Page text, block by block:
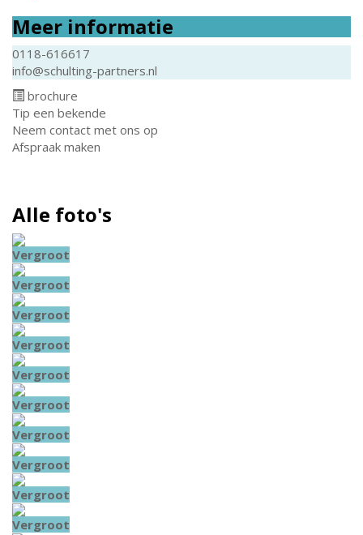
Meer informatie
0118-616617
info@schulting-partners.nl
brochure
Tip een bekende
Neem contact met ons op
Afspraak maken
Alle foto's
Vergroot
Vergroot
Vergroot
Vergroot
Vergroot
Vergroot
Vergroot
Vergroot
Vergroot
Vergroot